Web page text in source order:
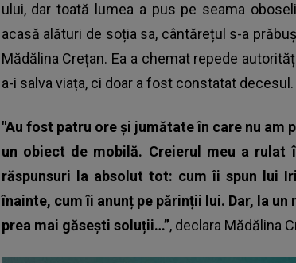
ului, dar toată lumea a pus pe seama
acasă alături de soția sa, cântărețul s-a
Mădălina Crețan. Ea a chemat repede
a-i salva viața, ci doar a fost constatat decesul.
"Au fost patru ore și jumătate în care nu am
un obiect de mobilă. Creierul meu a rulat
răspunsuri la absolut tot: cum îi spun lui
înainte, cum îi anunț pe părinții lui. Dar, la
prea mai găsești soluții…”, declara Mădălina